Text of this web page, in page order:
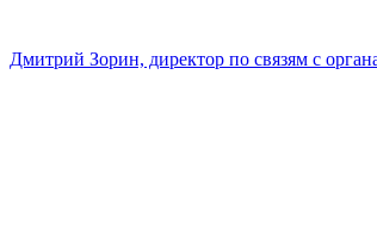
Дмитрий Зорин, директор по связям с